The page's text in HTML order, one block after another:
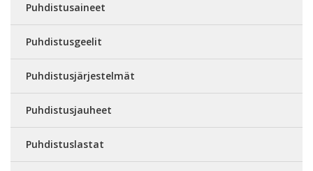
Puhdistusaineet
Puhdistusgeelit
Puhdistusjärjestelmät
Puhdistusjauheet
Puhdistuslastat